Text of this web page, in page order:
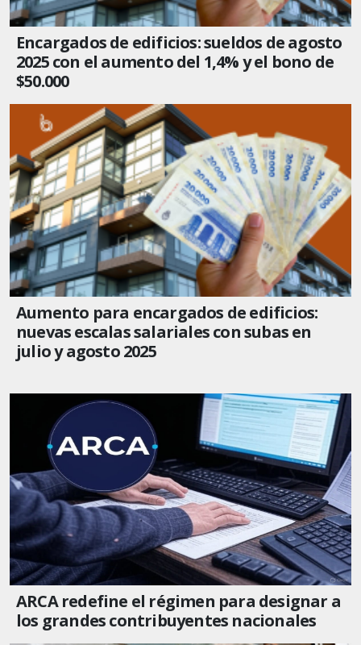
Encargados de edificios: sueldos de agosto
2025 con el aumento del 1,4% y el bono de
$50.000
Aumento para encargados de edificios:
nuevas escalas salariales con subas en
julio y agosto 2025
ARCA redefine el régimen para designar a
los grandes contribuyentes nacionales